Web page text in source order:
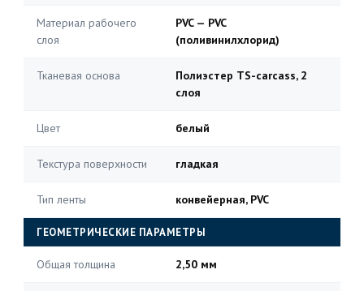
Материал рабочего
слоя
PVC — PVC
(поливинилхлорид)
Тканевая основа
Полиэстер TS-carcass, 2
слоя
Цвет белый
Текстура поверхности гладкая
Тип ленты конвейерная, PVC
ГЕОМЕТРИЧЕСКИЕ ПАРАМЕТРЫ
Общая толщина 2,50 мм